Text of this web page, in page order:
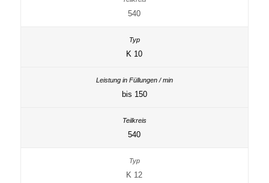
540
K 10
bis 150
540
K 12